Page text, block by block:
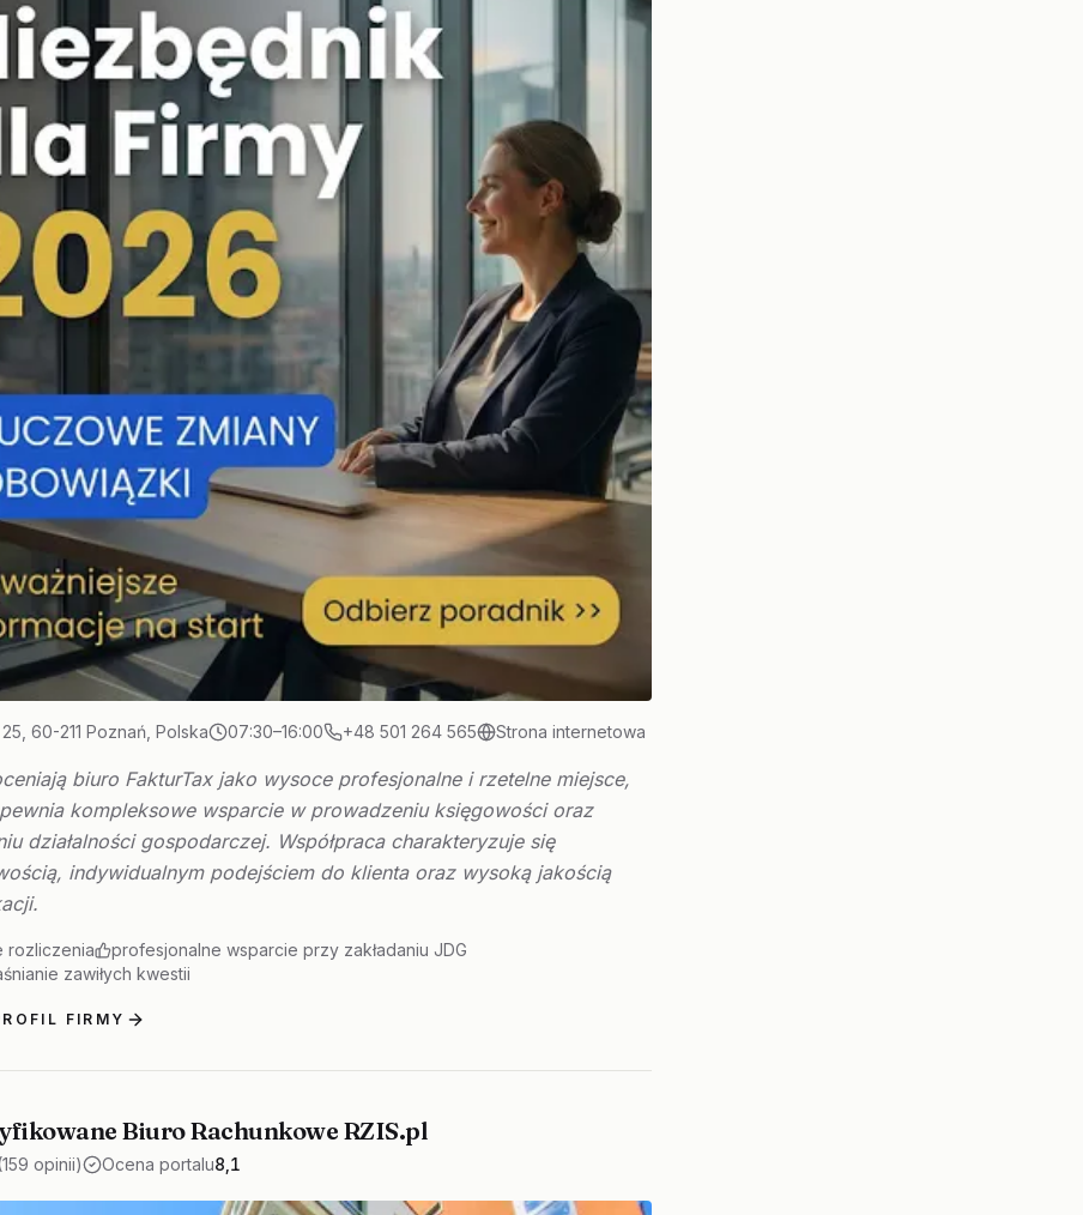
60-211 Poznań, Polska 07:30–16:00 +48 501 264 565 Strona internetowa
biuro FakturTax jako wysoce profesjonalne i rzetelne miejsce,
kompleksowe wsparcie w prowadzeniu księgowości oraz
działalności gospodarczej. Współpraca charakteryzuje się
indywidualnym podejściem do klienta oraz wysoką jakością
rozliczenia
profesjonalne wsparcie przy zakładaniu JDG
zawiłych kwestii
FIRMY
Biuro Rachunkowe RZIS.pl
opinii) Ocena portalu8,1